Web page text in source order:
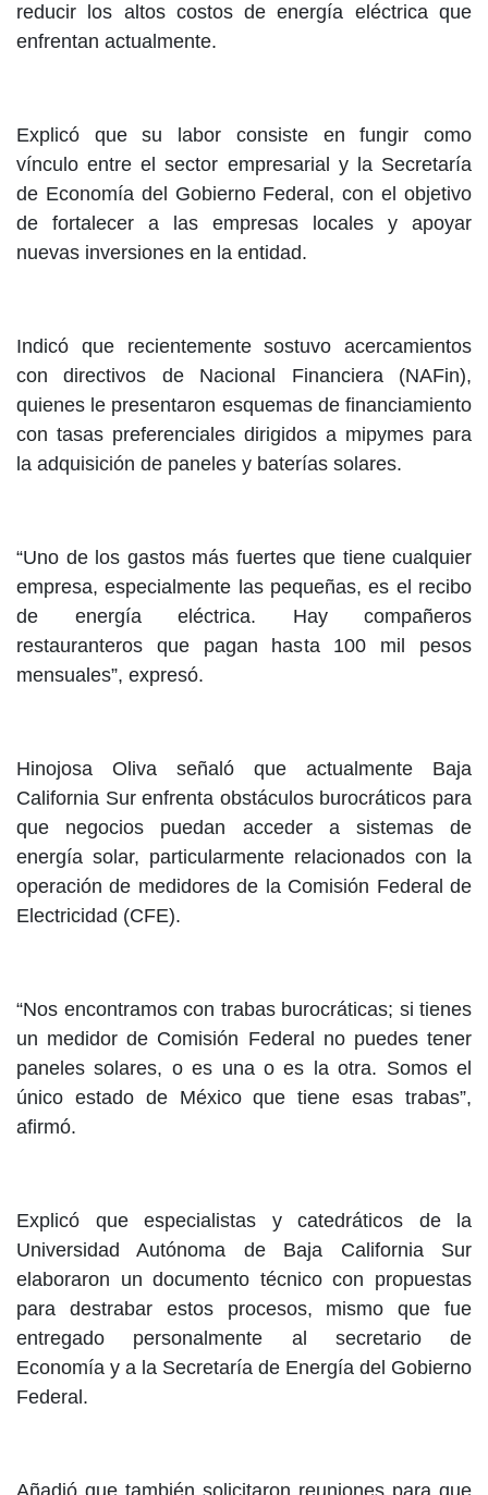
reducir los altos costos de energía eléctrica que
enfrentan actualmente.
Explicó que su labor consiste en fungir como
vínculo entre el sector empresarial y la Secretaría
de Economía del Gobierno Federal, con el objetivo
de fortalecer a las empresas locales y apoyar
nuevas inversiones en la entidad.
Indicó que recientemente sostuvo acercamientos
con directivos de Nacional Financiera (NAFin),
quienes le presentaron esquemas de financiamiento
con tasas preferenciales dirigidos a mipymes para
la adquisición de paneles y baterías solares.
“Uno de los gastos más fuertes que tiene cualquier
empresa, especialmente las pequeñas, es el recibo
de energía eléctrica. Hay compañeros
restauranteros que pagan hasta 100 mil pesos
mensuales”, expresó.
Hinojosa Oliva señaló que actualmente Baja
California Sur enfrenta obstáculos burocráticos para
que negocios puedan acceder a sistemas de
energía solar, particularmente relacionados con la
operación de medidores de la Comisión Federal de
Electricidad (CFE).
“Nos encontramos con trabas burocráticas; si tienes
un medidor de Comisión Federal no puedes tener
paneles solares, o es una o es la otra. Somos el
único estado de México que tiene esas trabas”,
afirmó.
Explicó que especialistas y catedráticos de la
Universidad Autónoma de Baja California Sur
elaboraron un documento técnico con propuestas
para destrabar estos procesos, mismo que fue
entregado personalmente al secretario de
Economía y a la Secretaría de Energía del Gobierno
Federal.